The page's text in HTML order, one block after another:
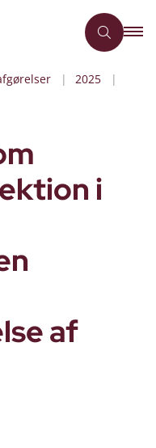
2025
i
af